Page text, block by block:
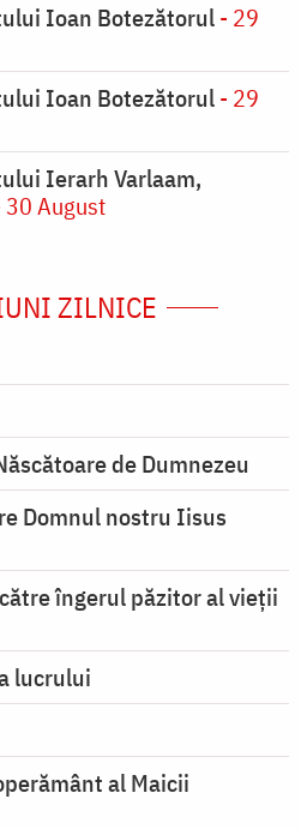
Ioan Botezătorul- 29
Ioan Botezătorul- 29
Ierarh Varlaam,
30 August
ZILNICE
de Dumnezeu
Domnul nostru Iisus
îngerul păzitor al vieții
lucrului
al Maicii